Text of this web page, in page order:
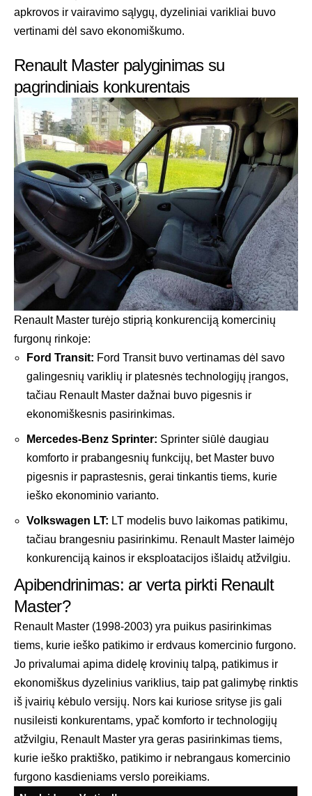
apkrovos ir vairavimo sąlygų, dyzeliniai varikliai buvo
vertinami dėl savo ekonomiškumo.
Renault Master palyginimas su
pagrindiniais konkurentais
Renault Master turėjo stiprią konkurenciją komercinių
furgonų rinkoje:
Ford Transit: Ford Transit buvo vertinamas dėl savo
galingesnių variklių ir platesnės technologijų įrangos,
tačiau Renault Master dažnai buvo pigesnis ir
ekonomiškesnis pasirinkimas.
Mercedes-Benz Sprinter: Sprinter siūlė daugiau
komforto ir prabangesnių funkcijų, bet Master buvo
pigesnis ir paprastesnis, gerai tinkantis tiems, kurie
ieško ekonominio varianto.
Volkswagen LT: LT modelis buvo laikomas patikimu,
tačiau brangesniu pasirinkimu. Renault Master laimėjo
konkurenciją kainos ir eksploatacijos išlaidų atžvilgiu.
Apibendrinimas: ar verta pirkti Renault
Master?
Renault Master (1998-2003) yra puikus pasirinkimas
tiems, kurie ieško patikimo ir erdvaus komercinio furgono.
Jo privalumai apima didelę krovinių talpą, patikimus ir
ekonomiškus dyzelinius variklius, taip pat galimybę rinktis
iš įvairių kėbulo versijų. Nors kai kuriose srityse jis gali
nusileisti konkurentams, ypač komforto ir technologijų
atžvilgiu, Renault Master yra geras pasirinkimas tiems,
kurie ieško praktiško, patikimo ir nebrangaus komercinio
furgono kasdieniams verslo poreikiams.